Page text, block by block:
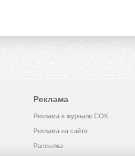
Реклама
Реклама в журнале СОК
Реклама на сайте
Рассылка